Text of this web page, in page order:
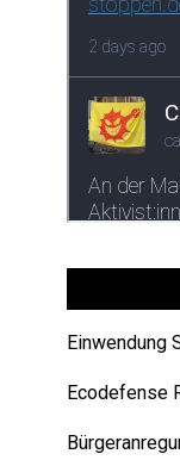
Einwendung
Ecodefense